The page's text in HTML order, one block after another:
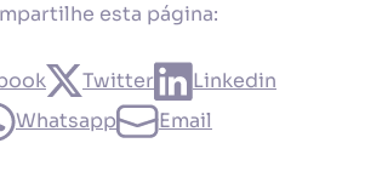
esta página:
Twitter
Linkedin
Whatsapp
Email